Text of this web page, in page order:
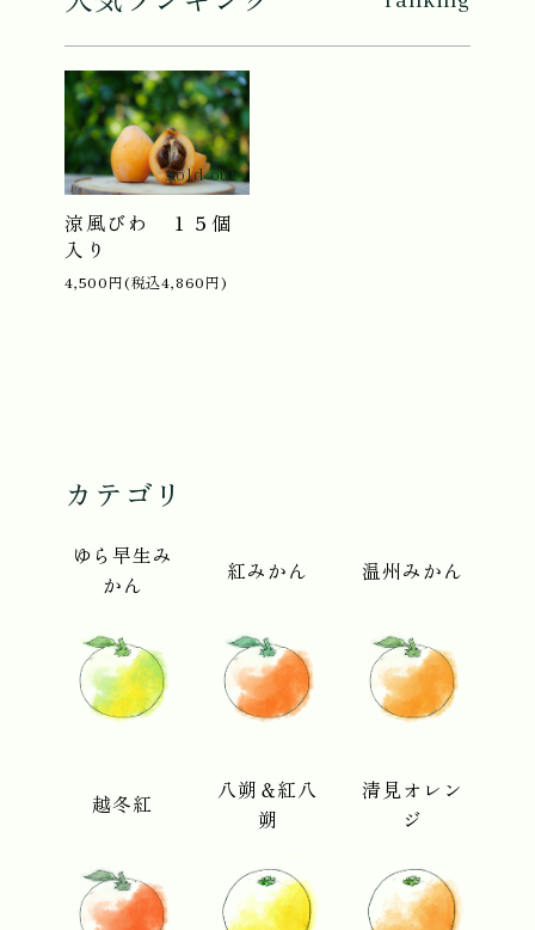
sold out
涼風びわ １５個
入り
4,500円(税込4,860円)
カテゴリ
ゆら早生み
かん
紅みかん 温州みかん
越冬紅
八朔＆紅八
朔
清見オレン
ジ